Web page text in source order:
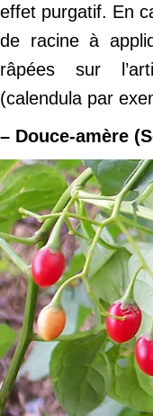
effet purgatif. En
de racine à
râpées sur
(calendula par
– Douce-amère